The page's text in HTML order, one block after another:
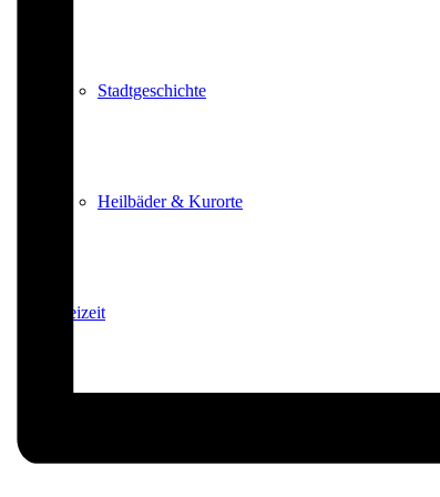
Stadtgeschichte
Heilbäder & Kurorte
Freizeit